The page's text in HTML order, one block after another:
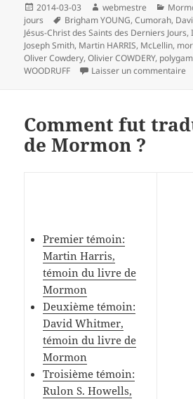
Publié
le
2014-03-03 Auteur
webmestre
jours
Mots-
clés
Brigham YOUNG,Cumorah,
Jésus-Christ des Saints des Derniers Jours,
Joseph Smith, Martin HARRIS, McLellin,
Oliver Cowdery,Olivier COWDERY,
WOODRUFF
Laisser un commentaire
Comment fut
de Mormon ?
Premier témoin:
Martin Harris,
témoin du livre de
Mormon
Deuxième témoin:
David Whitmer,
témoin du livre de
Mormon
Troisième témoin:
Rulon S. Howells,